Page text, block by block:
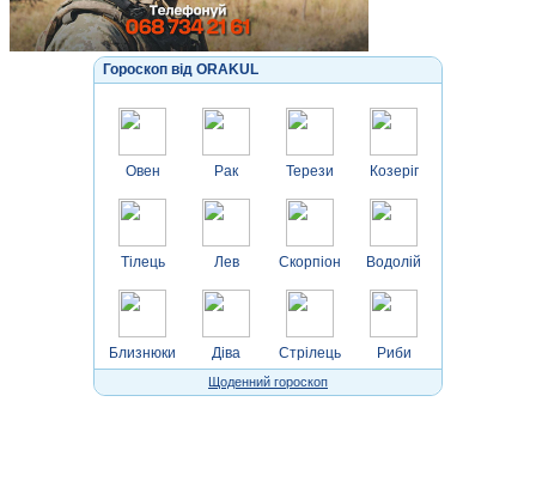
Гороскоп від ORAKUL
Овен
Тілець
Близнюки
Рак
Лев
Діва
Терези
Скорпіон
Стрілець
Козеріг
Водолій
Риби
Щоденний гороскоп